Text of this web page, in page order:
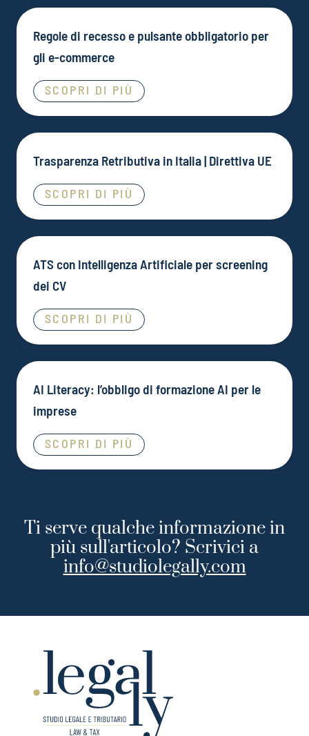
Regole di recesso e pulsante obbligatorio per
gli e-commerce
SCOPRI DI PIÙ
Trasparenza Retributiva in Italia | Direttiva UE
SCOPRI DI PIÙ
ATS con Intelligenza Artificiale per screening
dei CV
SCOPRI DI PIÙ
AI Literacy: l’obbligo di formazione AI per le
imprese
SCOPRI DI PIÙ
Ti serve qualche informazione in
più sull'articolo? Scrivici a
info@studiolegally.com